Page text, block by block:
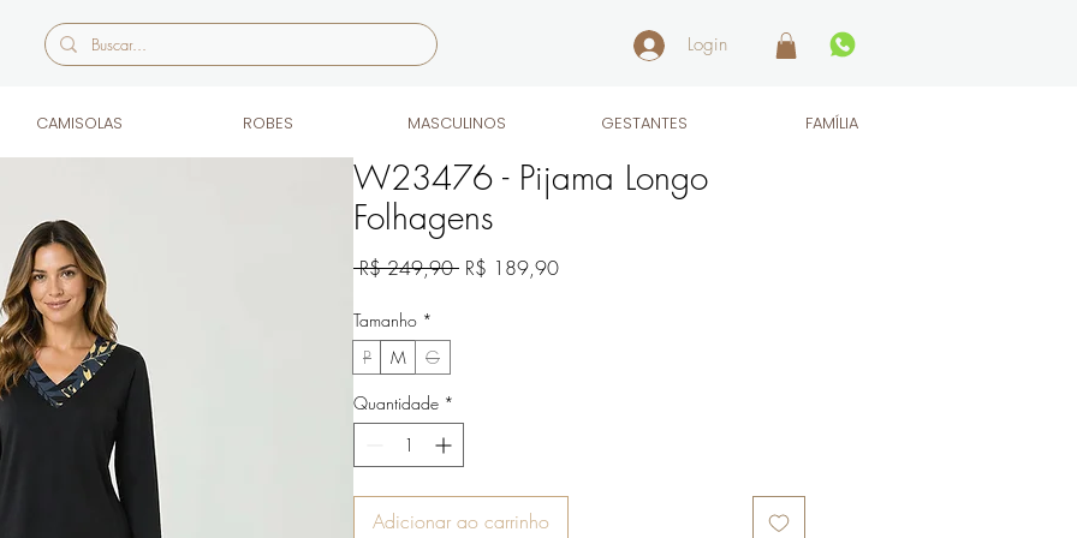
Login
CAMISOLAS ROBES MASCULINOS GESTANTES FAMÍLIA
W23476 - Pijama Longo
Folhagens
R$ 249,90 Preço
R$ 189,90Preço
Tamanho *
P
M
G
Quantidade *
Adicionar ao carrinho